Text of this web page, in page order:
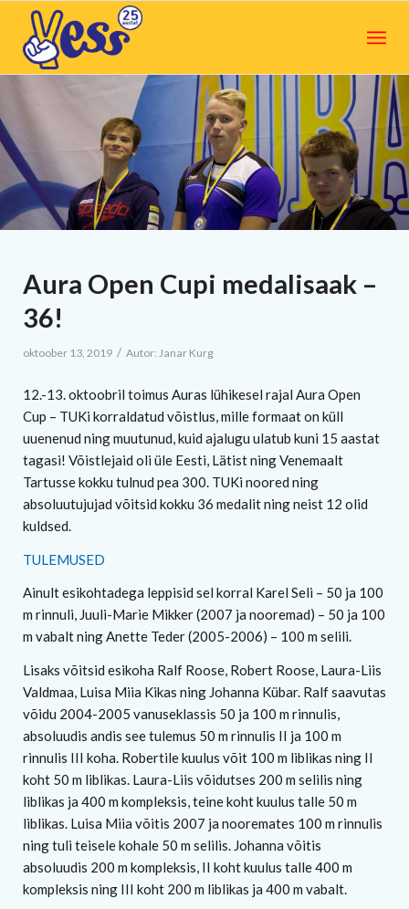
Aura Open Cupi medalisaak –
36!
oktoober 13, 2019 / Autor: Janar Kurg
12.-13. oktoobril toimus Auras lühikesel rajal Aura Open
Cup – TUKi korraldatud võistlus, mille formaat on küll
uuenenud ning muutunud, kuid ajalugu ulatub kuni 15 aastat
tagasi! Võistlejaid oli üle Eesti, Lätist ning Venemaalt
Tartusse kokku tulnud pea 300. TUKi noored ning
absoluutujujad võitsid kokku 36 medalit ning neist 12 olid
kuldsed.
TULEMUSED
Ainult esikohtadega leppisid sel korral Karel Seli – 50 ja 100
m rinnuli, Juuli-Marie Mikker (2007 ja nooremad) – 50 ja 100
m vabalt ning Anette Teder (2005-2006) – 100 m selili.
Lisaks võitsid esikoha Ralf Roose, Robert Roose, Laura-Liis
Valdmaa, Luisa Miia Kikas ning Johanna Kübar. Ralf saavutas
võidu 2004-2005 vanuseklassis 50 ja 100 m rinnulis,
absoluudis andis see tulemus 50 m rinnulis II ja 100 m
rinnulis III koha. Robertile kuulus võit 100 m liblikas ning II
koht 50 m liblikas. Laura-Liis võidutses 200 m selilis ning
liblikas ja 400 m kompleksis, teine koht kuulus talle 50 m
liblikas. Luisa Miia võitis 2007 ja nooremates 100 m rinnulis
ning tuli teisele kohale 50 m selilis. Johanna võitis
absoluudis 200 m kompleksis, II koht kuulus talle 400 m
kompleksis ning III koht 200 m liblikas ja 400 m vabalt.